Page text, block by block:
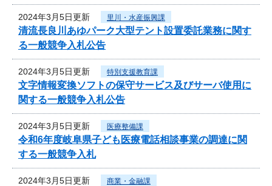
2024年3月5日更新 里川・水産振興課
清流長良川あゆパーク大型テント設置委託業務に関す
る一般競争入札公告
2024年3月5日更新 特別支援教育課
文字情報変換ソフトの保守サービス及びサーバ使用に
関する一般競争入札公告
2024年3月5日更新 医療整備課
令和6年度岐阜県子ども医療電話相談事業の調達に関
する一般競争入札
2024年3月5日更新 商業・金融課